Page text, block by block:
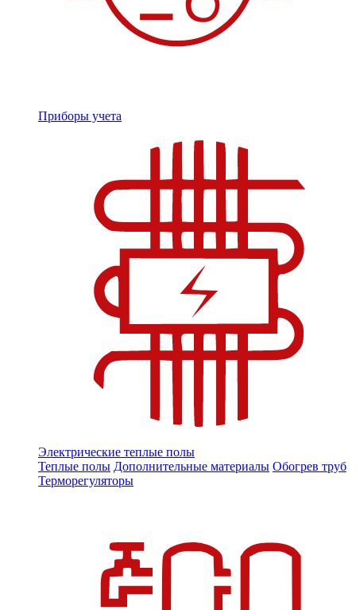
Приборы учета
Электрические теплые полы
Теплые полы Дополнительные материалы Обогрев труб
Терморегуляторы